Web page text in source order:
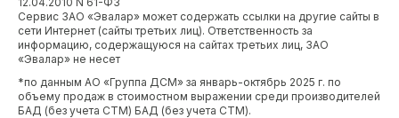
Сервис ЗАО «Эвалар» может содержать ссылки на другие сайты в
сети Интернет (сайты третьих лиц). Ответственность за
информацию, содержащуюся на сайтах третьих лиц, ЗАО
«Эвалар» не несет
*по данным АО «Группа ДСМ» за январь-октябрь 2025 г. по
объему продаж в стоимостном выражении среди производителей
БАД (без учета СТМ) БАД (без учета СТМ).